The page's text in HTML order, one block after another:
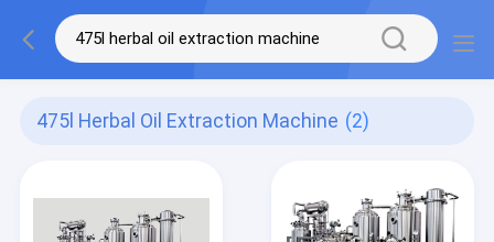
475l Herbal Oil Extraction Machine (2)